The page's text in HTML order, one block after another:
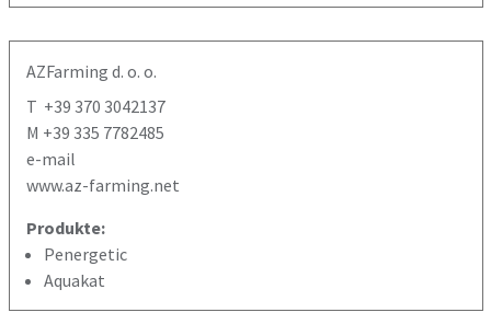
AZFarming d. o. o.
T +39 370 3042137
M +39 335 7782485
e-mail
www.az-farming.net
Produkte:
Penergetic
Aquakat